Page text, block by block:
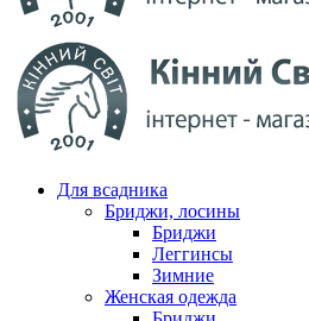
Для всадника
Бриджи, лосины
Бриджи
Леггинсы
Зимние
Женская одежда